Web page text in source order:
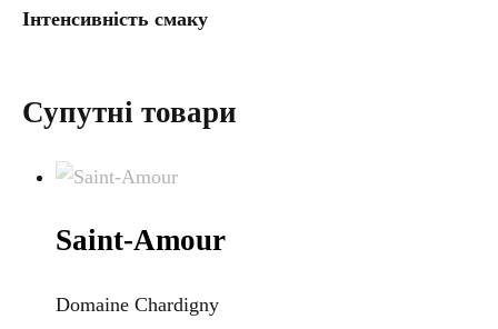
Інтенсивність смаку
Супутні товари
Saint-Amour
Domaine Chardigny